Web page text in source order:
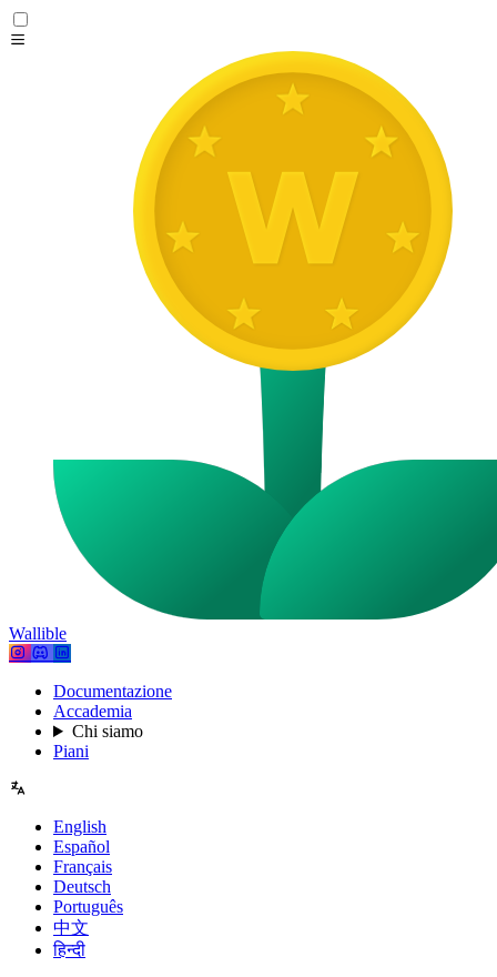
Wallible
Documentazione
Accademia
Chi siamo
Piani
English
Español
Français
Deutsch
Português
中文
हिन्दी